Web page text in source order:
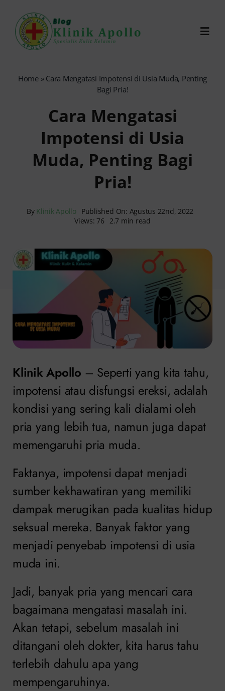
content
Reservasi Online
Search
Home» Cara Mengatasi Impotensi di Usia Muda, Penting
Bagi Pria!
Cara Mengatasi
Impotensi di Usia
Muda, Penting Bagi
Pria!
By Klinik Apollo Published On: Agustus 22nd, 2022
Views: 76
2.7 min read
Klinik Apollo – Seperti yang kita tahu,
impotensi atau disfungsi ereksi, adalah
kondisi yang sering kali dialami oleh
pria yang lebih tua, namun juga dapat
memengaruhi pria muda.
Faktanya, impotensi dapat menjadi
sumber kekhawatiran yang memiliki
dampak merugikan pada kualitas hidup
seksual mereka. Banyak faktor yang
menjadi penyebab impotensi di usia
muda ini.
Jadi, banyak pria yang mencari cara
bagaimana mengatasi masalah ini.
Akan tetapi, sebelum masalah ini
ditangani oleh dokter, kita harus tahu
terlebih dahulu apa yang
mempengaruhinya.